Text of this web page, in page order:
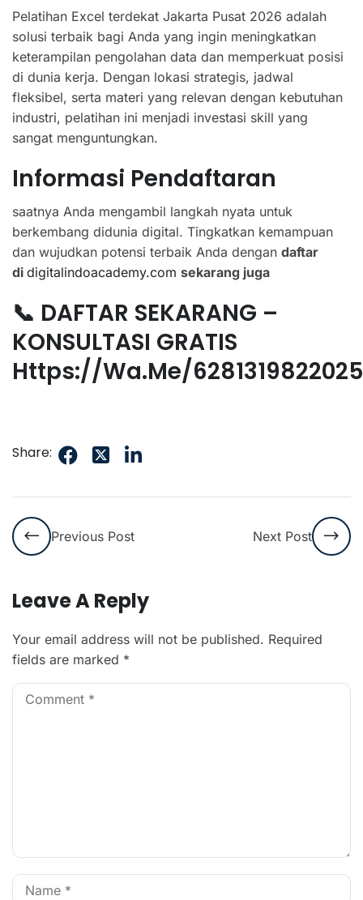
Pelatihan Excel terdekat Jakarta Pusat 2026 adalah
solusi terbaik bagi Anda yang ingin meningkatkan
keterampilan pengolahan data dan memperkuat posisi
di dunia kerja. Dengan lokasi strategis, jadwal
fleksibel, serta materi yang relevan dengan kebutuhan
industri, pelatihan ini menjadi investasi skill yang
sangat menguntungkan.
Informasi Pendaftaran
saatnya Anda mengambil langkah nyata untuk
berkembang didunia digital. Tingkatkan kemampuan
dan wujudkan potensi terbaik Anda dengan daftar
di digitalindoacademy.com sekarang juga
📞 DAFTAR SEKARANG –
KONSULTASI GRATIS
Https://wa.me/6281319822025
Share:
Previous Post Next Post
Leave A Reply
Your email address will not be published. Required
fields are marked *